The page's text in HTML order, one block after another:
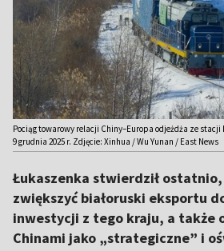
Pociąg towarowy relacji Chiny–Europa odjeżdża ze stacji
9 grudnia 2025 r. Zdjęcie: Xinhua / Wu Yunan / East News
Łukaszenka stwierdził ostatnio,
zwiększyć białoruski eksportu
inwestycji z tego kraju, a także
Chinami jako „strategiczne” i